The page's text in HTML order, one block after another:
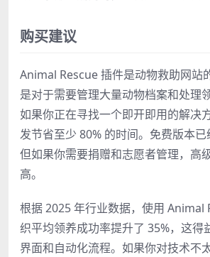
购买建议
Animal Rescue 插件是动物救助网站
是对于需要管理大量动物档案和处理
如果你正在寻找一个即开即用的解决
发节省至少 80% 的时间。免费版本已
但如果你需要捐赠和志愿者管理，高
高。
根据 2025 年行业数据，使用 Animal
织平均领养成功率提升了 35%，这得
界面和自动化流程。如果你对技术不